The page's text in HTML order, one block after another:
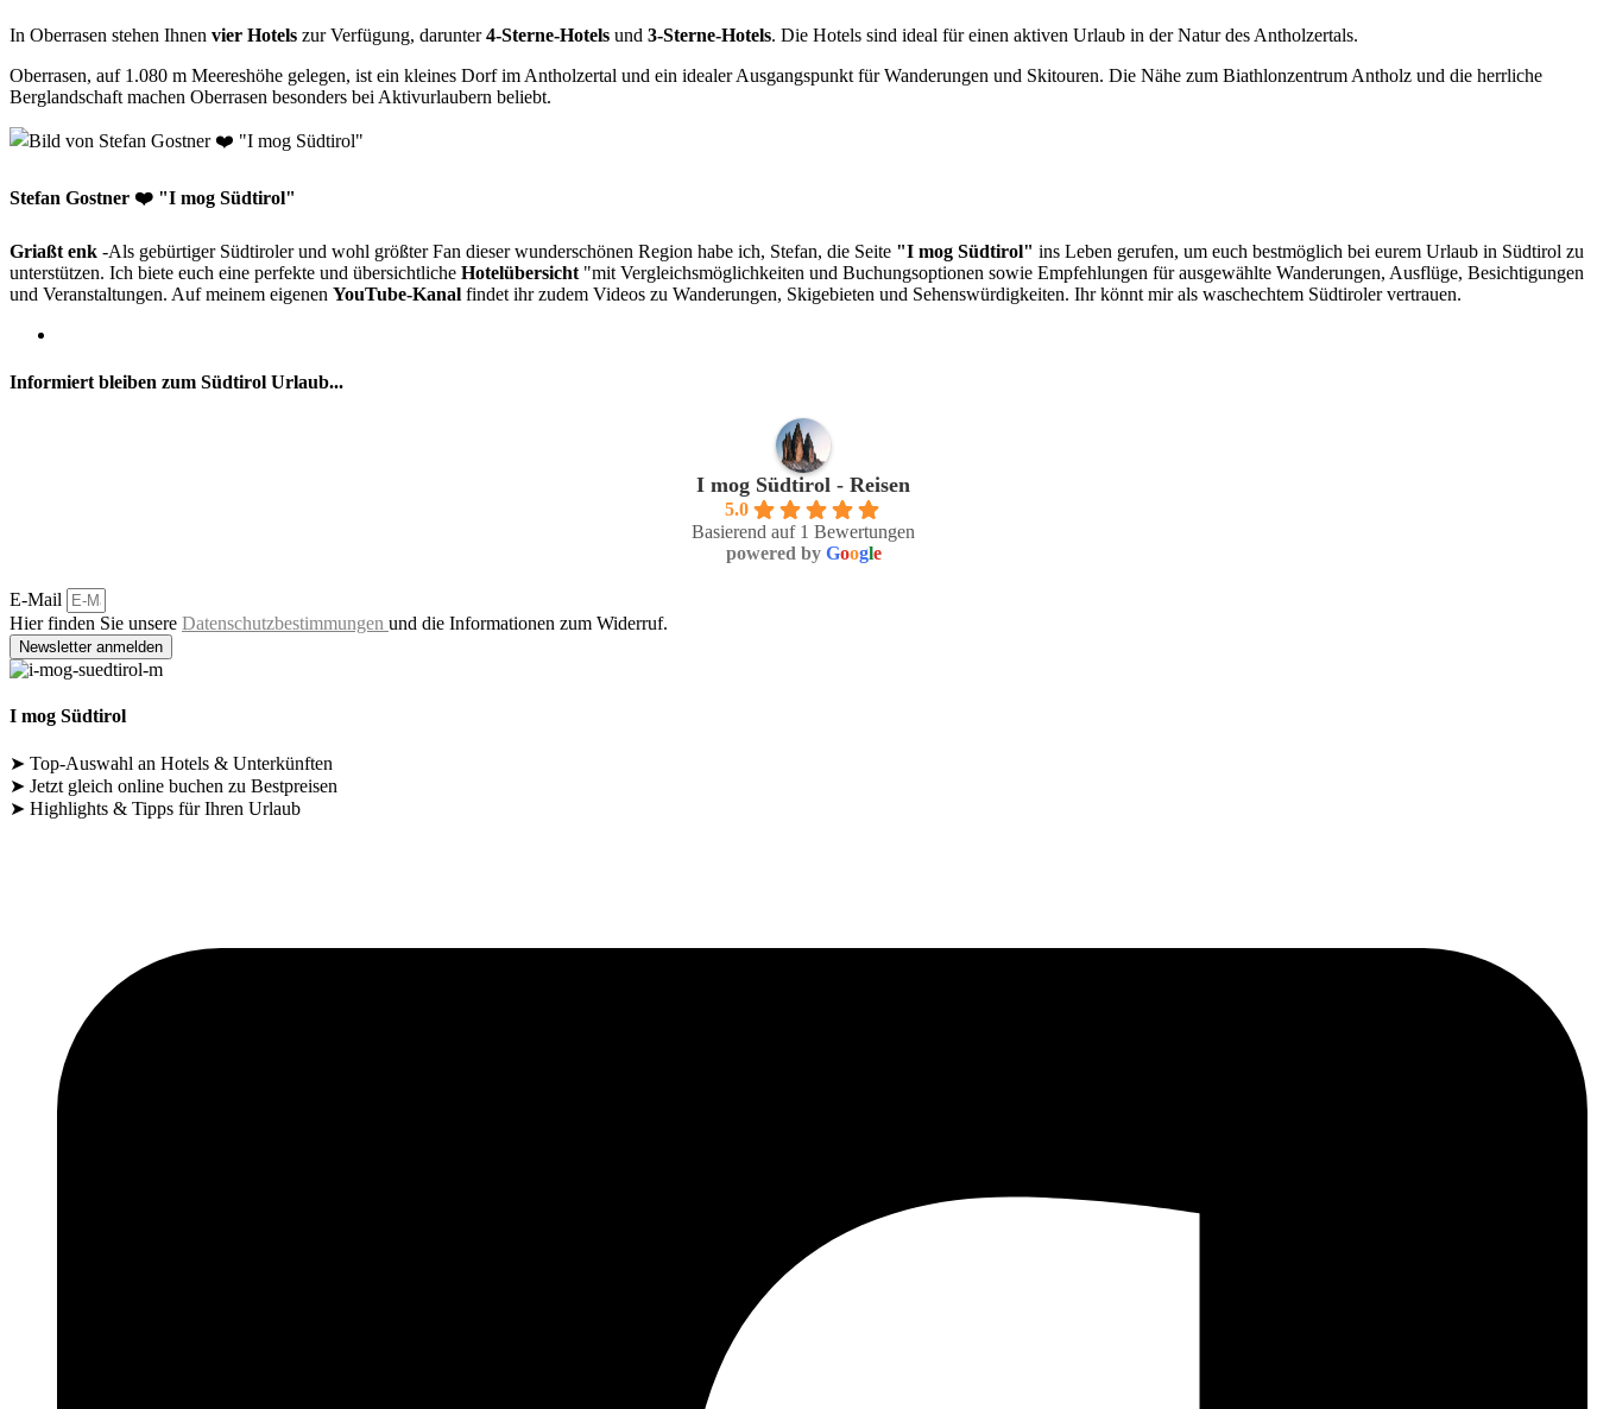
In Oberrasen stehen Ihnen vier Hotels zur Verfügung, darunter4-Sterne-Hotels und 3-Sterne-Hotels. Die Hotels sind ideal für einen aktiven Urlaub in der Natur des Antholzertals.
Oberrasen, auf 1.080 m Meereshöhe gelegen, ist ein kleines Dorf im Antholzertal und ein idealer Ausgangspunkt für Wanderungen und Skitouren. Die Nähe zum Biathlonzentrum Antholz und die herrliche
Berglandschaft machen Oberrasen besonders bei Aktivurlaubern beliebt.
Stefan Gostner ❤️ "I mog Südtirol"
Griaßt enk -Als gebürtiger Südtiroler und wohl größter Fan dieser wunderschönen Region habe ich, Stefan, die Seite "I mog Südtirol" ins Leben gerufen, um euch bestmöglich bei eurem Urlaub in Südtirol zu
unterstützen. Ich biete euch eine perfekte und übersichtliche Hotelübersicht "mit Vergleichsmöglichkeiten und Buchungsoptionen sowie Empfehlungen für ausgewählte Wanderungen, Ausflüge, Besichtigungen
und Veranstaltungen. Auf meinem eigenen YouTube-Kanal findet ihr zudem Videos zu Wanderungen, Skigebieten und Sehenswürdigkeiten. Ihr könnt mir als waschechtem Südtiroler vertrauen.
Informiert bleiben zum Südtirol Urlaub...
I mog Südtirol - Reisen
5.0
Basierend auf 1 Bewertungen
powered by Google
E-Mail
Hier finden Sie unsere Datenschutzbestimmungen und die Informationen zum Widerruf.
Newsletter anmelden
I mog Südtirol
➤ Top-Auswahl an Hotels & Unterkünften
➤ Jetzt gleich online buchen zu Bestpreisen
➤ Highlights & Tipps für Ihren Urlaub